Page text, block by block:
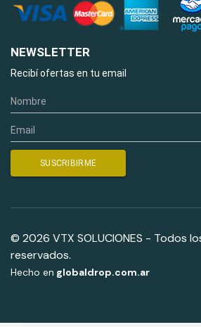
NEWSLETTER
Recibí ofertas en tu email
© 2026 VTX SOLUCIONES - Todos
reservados.
Hecho en globaldrop.com.ar